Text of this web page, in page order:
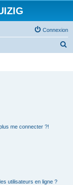
Connexion
me connecter ?!
utilisateurs en ligne ?